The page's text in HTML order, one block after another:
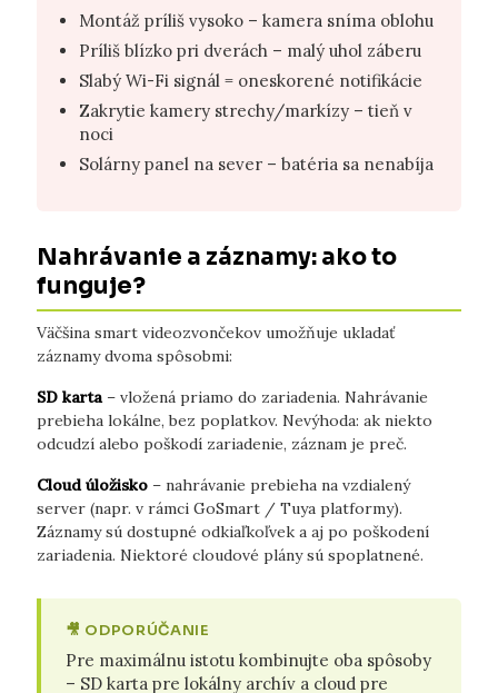
Montáž príliš vysoko – kamera sníma oblohu
Príliš blízko pri dverách – malý uhol záberu
Slabý Wi-Fi signál = oneskorené notifikácie
Zakrytie kamery strechy/markízy – tieň v
noci
Solárny panel na sever – batéria sa nenabíja
Nahrávanie a záznamy: ako to
funguje?
Väčšina smart videozvončekov umožňuje ukladať
záznamy dvoma spôsobmi:
SD karta– vložená priamo do zariadenia. Nahrávanie
prebieha lokálne, bez poplatkov. Nevýhoda: ak niekto
odcudzí alebo poškodí zariadenie, záznam je preč.
Cloud úložisko – nahrávanie prebieha na vzdialený
server (napr. v rámci GoSmart / Tuya platformy).
Záznamy sú dostupné odkiaľkoľvek a aj po poškodení
zariadenia. Niektoré cloudové plány sú spoplatnené.
🎥 ODPORÚČANIE
Pre maximálnu istotu kombinujte oba spôsoby
– SD karta pre lokálny archív a cloud pre